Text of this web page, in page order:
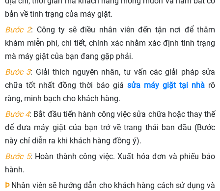
bản về tình trạng của máy giặt.
Bước 2: Công ty sẽ điều nhân viên đến tận nơi để thăm
khám miễn phí, chi tiết, chính xác nhằm xác định tình trạng
mà máy giặt của bạn đang gặp phải.
Bước 3: Giải thích nguyên nhân, tư vấn các giải pháp sửa
chữa tốt nhất đồng thời báo giá sửa máy giặt tại nhà rõ
ràng, minh bạch cho khách hàng.
Bước 4: Bắt đầu tiến hành công việc sửa chữa hoặc thay thế
để đưa máy giặt của bạn trở về trang thái ban đầu (Bước
này chỉ diễn ra khi khách hàng đồng ý).
Bước 5: Hoàn thành công việc. Xuất hóa đơn và phiếu bảo
hành.
ÞNhân viên sẽ hướng dẫn cho khách hàng cách sử dụng và